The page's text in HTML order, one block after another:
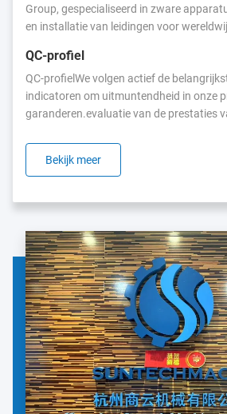
Group, gespecialiseerd in zware
en installatie van leidingen voor
ervaring in de branche richten we ons op
duurzame, direct inzetbare oplossingen
van stalen en kunststof leidingen.Onze
veelvuldig gebruikt in sectoren
InfrastructuurLoodgieters- & ...
QC-profiel
QC-profielWe volgen actief de
indicatoren om uitmuntendheid in onze
garanderen.evaluatie van de prestaties
buizenmachine vóór verzending;Let op
klanten over de kwaliteit van onze
diensten;Continu
gerichte opleidingsprogramma's en
Bekijk meer